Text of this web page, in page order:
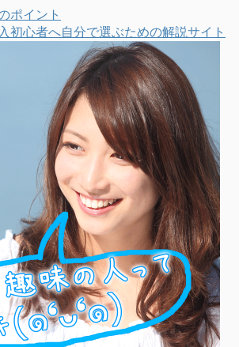
ポイント
初心者へ自分で選ぶための解説サイト